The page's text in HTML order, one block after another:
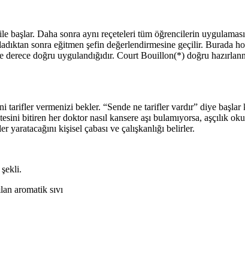
başlar. Daha sonra aynı reçeteleri tüm öğrencilerin
sonra eğitmen şefin değerlendirmesine geçilir. Burada
doğru uygulandığıdır. Court Bouillon(*) doğru
vermenizi bekler. “Sende ne tarifler vardır” diye başlar
bitiren her doktor nasıl kansere aşı bulamıyorsa, aşçılık
kişisel çabası ve çalışkanlığı belirler.
aromatik sıvı